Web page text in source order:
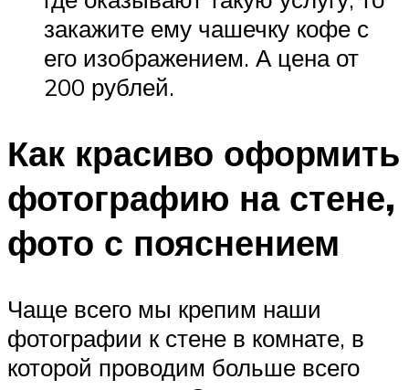
закажите ему чашечку кофе с
его изображением. А цена от
200 рублей.
Как красиво оформить
фотографию на стене,
фото с пояснением
Чаще всего мы крепим наши
фотографии к стене в комнате, в
которой проводим больше всего